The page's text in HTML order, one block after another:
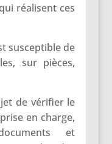
réalisent ces
susceptible de
sur pièces,
de vérifier le
en charge,
et